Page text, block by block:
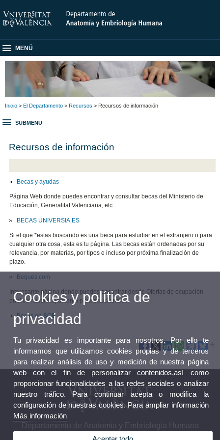
MENÚ
Inicio > El Departamento > Recursos > Recursos de información
SUBMENU
Recursos de información
Becas y ayudas
Página Web donde puedes encontrar y consultar becas del Ministerio de
Educación, Generalitat Valenciana, etc...
BECAS UNIVERSIA.ES
Si el que *estas buscando es una beca para estudiar en el extranjero o para
cualquier otra cosa, esta es tu página. Las becas están ordenadas por su
relevancia, por materias, por tipos e incluso por próxima finalización de
plazo.
Beques.com
Interesante página donde puedes encontrar desde Ofertas de ocupación
público hasta Alojamiento para estudiantes...
Becas en BOE
Departamento de Anatomía y Embriología Humana
Cookies y política de
privacidad
Tu privacidad es importante para nosotros. Por ello te
informamos que utilizamos cookies propias y de terceros
para realizar análisis de uso y medición de nuestra página
web con el fin de personalizar contenidos,así como
proporcionar funcionalidades a las redes sociales o analizar
nuestro tráfico. Para continuar acepta o modifica la
configuración de nuestras cookies. Para ampliar información
Más información